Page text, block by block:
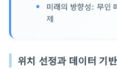
미래의 방향성: 무인
제
위치 선정과 데이터 기